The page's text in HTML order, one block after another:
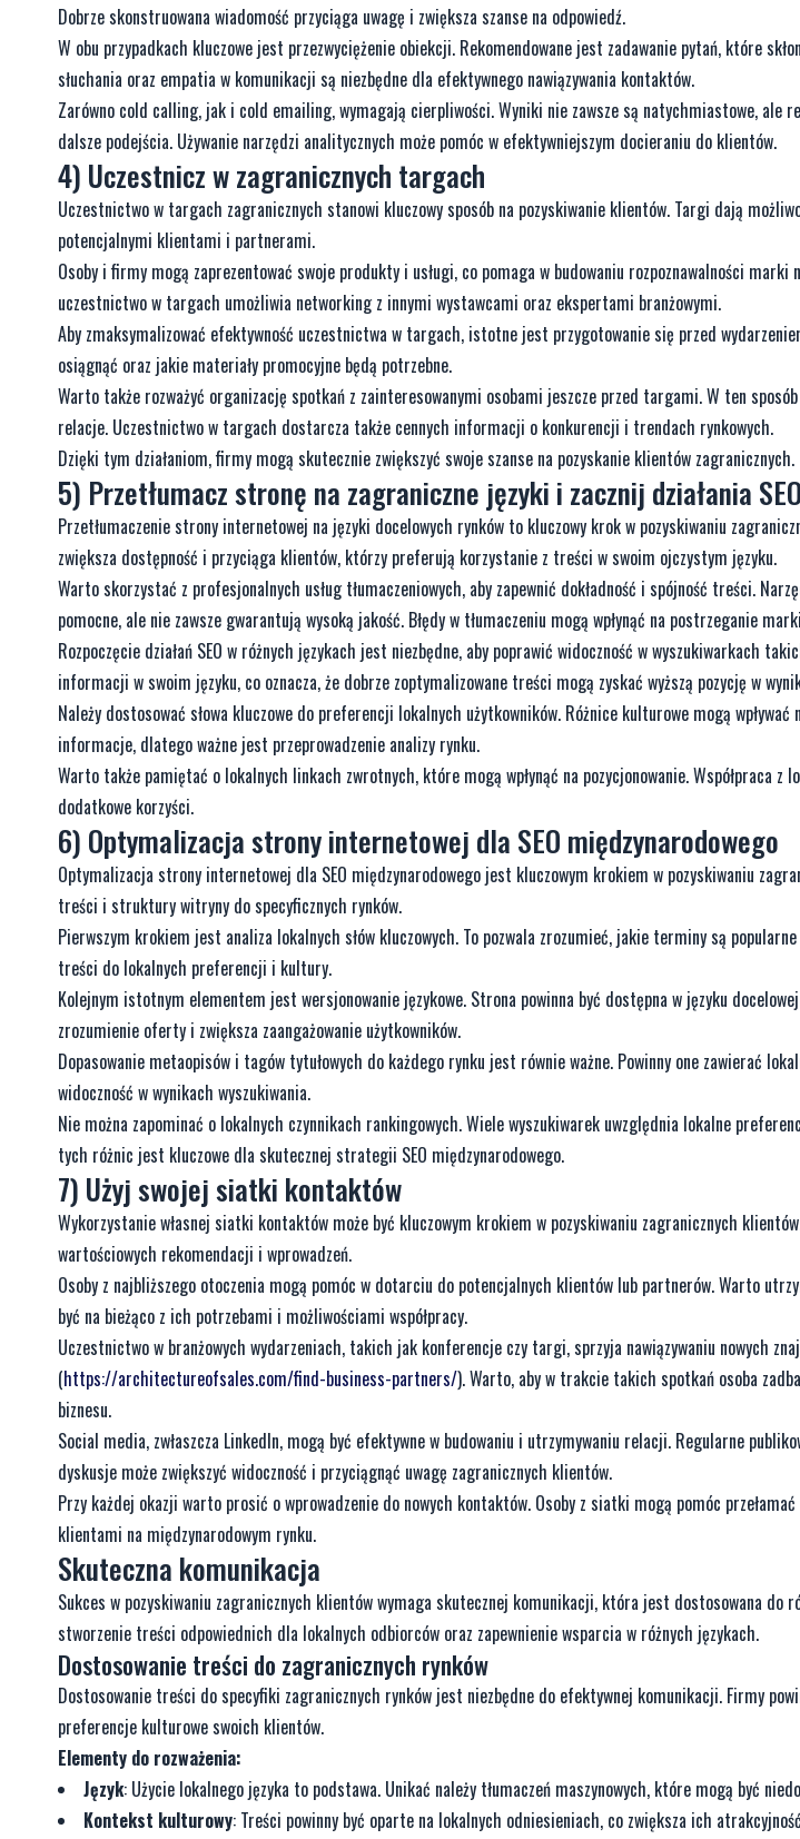
Dobrze skonstruowana wiadomość przyciąga uwagę i zwiększa szanse na odpowiedź.
W obu przypadkach kluczowe jest przezwyciężenie obiekcji. Rekomendowane jest zadawanie pytań, które
słuchania oraz empatia w komunikacji są niezbędne dla efektywnego nawiązywania kontaktów.
Zarówno cold calling, jak i cold emailing, wymagają cierpliwości. Wyniki nie zawsze są natychmiastowe, ale
dalsze podejścia. Używanie narzędzi analitycznych może pomóc w efektywniejszym docieraniu do klientów.
4) Uczestnicz w zagranicznych targach
Uczestnictwo w targach zagranicznych stanowi kluczowy sposób na pozyskiwanie klientów. Targi dają
potencjalnymi klientami i partnerami.
Osoby i firmy mogą zaprezentować swoje produkty i usługi, co pomaga w budowaniu rozpoznawalności marki
uczestnictwo w targach umożliwia networking z innymi wystawcami oraz ekspertami branżowymi.
Aby zmaksymalizować efektywność uczestnictwa w targach, istotne jest przygotowanie się przed
osiągnąć oraz jakie materiały promocyjne będą potrzebne.
Warto także rozważyć organizację spotkań z zainteresowanymi osobami jeszcze przed targami. W ten
relacje. Uczestnictwo w targach dostarcza także cennych informacji o konkurencji i trendach rynkowych.
Dzięki tym działaniom, firmy mogą skutecznie zwiększyć swoje szanse na pozyskanie klientów zagranicznych.
5) Przetłumacz stronę na zagraniczne języki i zacznij działania SEO
Przetłumaczenie strony internetowej na języki docelowych rynków to kluczowy krok w pozyskiwaniu
zwiększa dostępność i przyciąga klientów, którzy preferują korzystanie z treści w swoim ojczystym języku.
Warto skorzystać z profesjonalnych usług tłumaczeniowych, aby zapewnić dokładność i spójność treści.
pomocne, ale nie zawsze gwarantują wysoką jakość. Błędy w tłumaczeniu mogą wpłynąć na postrzeganie
Rozpoczęcie działań SEO w różnych językach jest niezbędne, aby poprawić widoczność w wyszukiwarkach
informacji w swoim języku, co oznacza, że dobrze zoptymalizowane treści mogą zyskać wyższą pozycję w
Należy dostosować słowa kluczowe do preferencji lokalnych użytkowników. Różnice kulturowe mogą wpływać
informacje, dlatego ważne jest przeprowadzenie analizy rynku.
Warto także pamiętać o lokalnych linkach zwrotnych, które mogą wpłynąć na pozycjonowanie. Współpraca z
dodatkowe korzyści.
6) Optymalizacja strony internetowej dla SEO międzynarodowego
Optymalizacja strony internetowej dla SEO międzynarodowego jest kluczowym krokiem w pozyskiwaniu
treści i struktury witryny do specyficznych rynków.
Pierwszym krokiem jest analiza lokalnych słów kluczowych. To pozwala zrozumieć, jakie terminy są
treści do lokalnych preferencji i kultury.
Kolejnym istotnym elementem jest wersjonowanie językowe. Strona powinna być dostępna w języku
zrozumienie oferty i zwiększa zaangażowanie użytkowników.
Dopasowanie metaopisów i tagów tytułowych do każdego rynku jest równie ważne. Powinny one zawierać
widoczność w wynikach wyszukiwania.
Nie można zapominać o lokalnych czynnikach rankingowych. Wiele wyszukiwarek uwzględnia lokalne
tych różnic jest kluczowe dla skutecznej strategii SEO międzynarodowego.
7) Użyj swojej siatki kontaktów
Wykorzystanie własnej siatki kontaktów może być kluczowym krokiem w pozyskiwaniu zagranicznych
wartościowych rekomendacji i wprowadzeń.
Osoby z najbliższego otoczenia mogą pomóc w dotarciu do potencjalnych klientów lub partnerów. Warto
być na bieżąco z ich potrzebami i możliwościami współpracy.
Uczestnictwo w branżowych wydarzeniach, takich jak konferencje czy targi, sprzyja nawiązywaniu nowych
(https://architectureofsales.com/find-business-partners/). Warto, aby w trakcie takich spotkań osoba
biznesu.
Social media, zwłaszcza LinkedIn, mogą być efektywne w budowaniu i utrzymywaniu relacji. Regularne
dyskusje może zwiększyć widoczność i przyciągnąć uwagę zagranicznych klientów.
Przy każdej okazji warto prosić o wprowadzenie do nowych kontaktów. Osoby z siatki mogą pomóc
klientami na międzynarodowym rynku.
Skuteczna komunikacja
Sukces w pozyskiwaniu zagranicznych klientów wymaga skutecznej komunikacji, która jest dostosowana do
stworzenie treści odpowiednich dla lokalnych odbiorców oraz zapewnienie wsparcia w różnych językach.
Dostosowanie treści do zagranicznych rynków
Dostosowanie treści do specyfiki zagranicznych rynków jest niezbędne do efektywnej komunikacji. Firmy
preferencje kulturowe swoich klientów.
Elementy do rozważenia:
Język: Użycie lokalnego języka to podstawa. Unikać należy tłumaczeń maszynowych, które mogą być
Kontekst kulturowy: Treści powinny być oparte na lokalnych odniesieniach, co zwiększa ich